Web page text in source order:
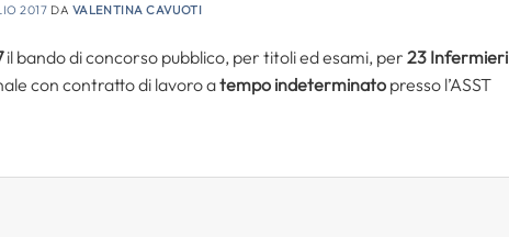
2017 DA VALENTINA CAVUOTI
il bando di concorso pubblico, per titoli ed esami, per 23 Infermieri
con contratto di lavoro atempo indeterminato presso l’ASST